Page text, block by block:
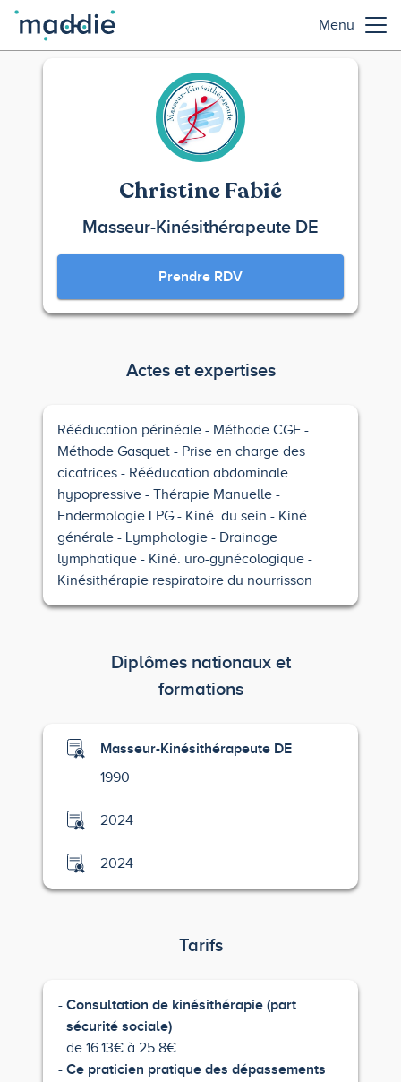
Menu
Christine Fabié
Masseur-Kinésithérapeute DE
Prendre RDV
Actes et expertises
Rééducation périnéale
Méthode CGE
Méthode Gasquet
Prise en charge des
cicatrices
Rééducation abdominale
hypopressive
Thérapie Manuelle
Endermologie LPG
Kiné. du sein
Kiné.
générale
Lymphologie
Drainage
lymphatique
Kiné. uro-gynécologique
Kinésithérapie respiratoire du nourrisson
Diplômes nationaux et
formations
Masseur-Kinésithérapeute DE
1990
2024
2024
Tarifs
Consultation de kinésithérapie (part
sécurité sociale)
de 16.13€ à 25.8€
Ce praticien pratique des dépassements